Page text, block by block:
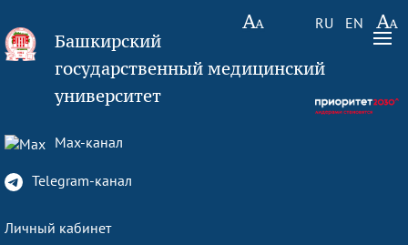
RU EN
Башкирский
государственный медицинский
университет
Max-канал
Telegram-канал
Личный кабинет